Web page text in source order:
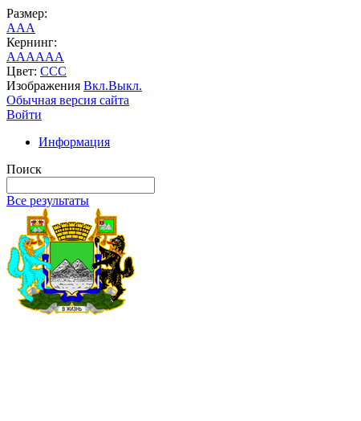
Размер:
AAA
Кернинг:
AAAAAA
Цвет: CCC
Изображения Вкл.Выкл.
Обычная версия сайта
Войти
Информация
Поиск
Все результаты